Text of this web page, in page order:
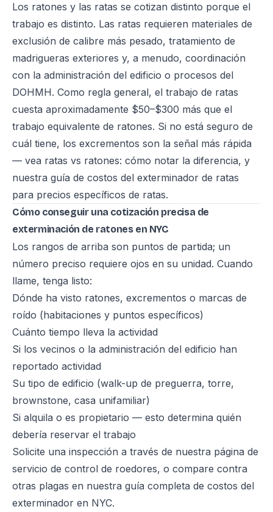
Los ratones y las ratas se cotizan distinto porque el
trabajo es distinto. Las ratas requieren materiales de
exclusión de calibre más pesado, tratamiento de
madrigueras exteriores y, a menudo, coordinación
con la administración del edificio o procesos del
DOHMH. Como regla general, el trabajo de ratas
cuesta aproximadamente $50–$300 más que el
trabajo equivalente de ratones. Si no está seguro de
cuál tiene, los excrementos son la señal más rápida
— vea ratas vs ratones: cómo notar la diferencia, y
nuestra guía de costos del exterminador de ratas
para precios específicos de ratas.
Cómo conseguir una cotización precisa de
exterminación de ratones en NYC
Los rangos de arriba son puntos de partida; un
número preciso requiere ojos en su unidad. Cuando
llame, tenga listo:
Dónde ha visto ratones, excrementos o marcas de
roído (habitaciones y puntos específicos)
Cuánto tiempo lleva la actividad
Si los vecinos o la administración del edificio han
reportado actividad
Su tipo de edificio (walk-up de preguerra, torre,
brownstone, casa unifamiliar)
Si alquila o es propietario — esto determina quién
debería reservar el trabajo
Solicite una inspección a través de nuestra página de
servicio de control de roedores, o compare contra
otras plagas en nuestra guía completa de costos del
exterminador en NYC.